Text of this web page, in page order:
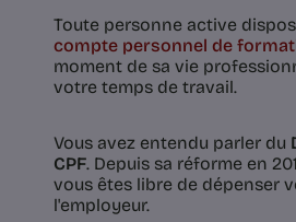
Toute personne active
compte personnel de
moment de sa vie
votre temps de travail.
Vous avez entendu parler du
CPF. Depuis sa réforme en
vous êtes libre de dépenser
l'employeur.